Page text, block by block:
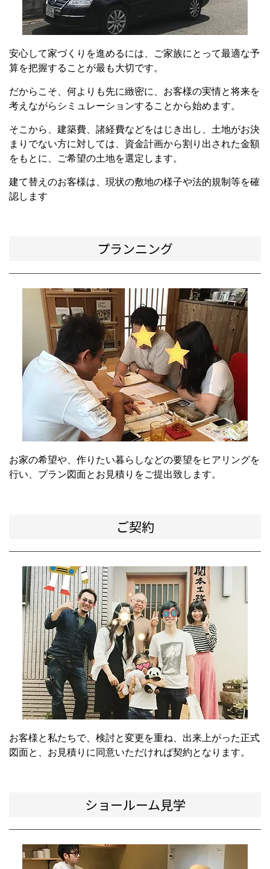
安心して家づくりを進めるには、ご家族にとって最適な予
算を把握することが最も大切です。
だからこそ、何よりも先に緻密に、お客様の実情と将来を
考えながらシミュレーションすることから始めます。
そこから、建築費、諸経費などをはじき出し、土地がお決
まりでない方に対しては、資金計画から割り出された金額
をもとに、ご希望の土地を選定します。
建て替えのお客様は、現状の敷地の様子や法的規制等を確
認します
プランニング
お家の希望や、作りたい暮らしなどの要望をヒアリングを
行い、プラン図面とお見積りをご提出致します。
ご契約
お客様と私たちで、検討と変更を重ね、出来上がった正式
図面と、お見積りに同意いただければ契約となります。
ショールーム見学